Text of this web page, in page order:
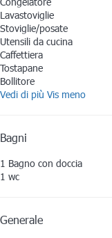
Lavastoviglie
Stoviglie/posate
Utensili da cucina
Caffettiera
Tostapane
Bollitore
Vedi di più Vis meno
Bagni
1 Bagno con doccia
1 wc
Generale